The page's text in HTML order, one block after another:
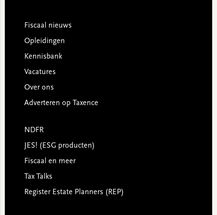
Footer
Fiscaal nieuws
Opleidingen
Kennisbank
Vacatures
Over ons
Adverteren op Taxence
NDFR
JES! (ESG producten)
Fiscaal en meer
Tax Talks
Register Estate Planners (REP)